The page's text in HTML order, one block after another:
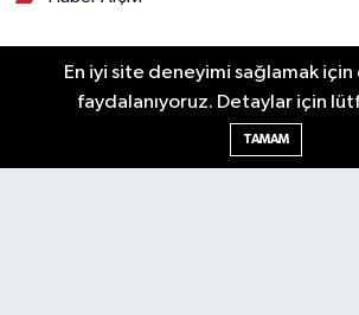
Künye Ekonomi Gündem
Sonsöz Özel
En iyi site deneyimi sağlamak
faydalanıyoruz. Detaylar için
TAMAM